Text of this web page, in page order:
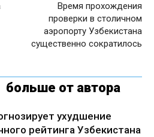
Время прохождения
проверки в столичном
аэропорту Узбекистана
существенно сократилось
больше от автора
ухудшение
рейтинга Узбекистана